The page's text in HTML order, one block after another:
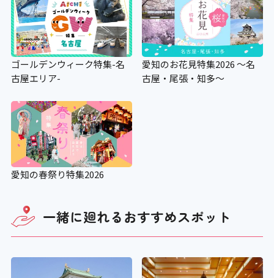
ゴールデンウィーク特集-名
古屋エリア-
愛知のお花見特集2026 ～名
古屋・尾張・知多～
愛知の春祭り特集2026
一緒に廻れるおすすめスポット